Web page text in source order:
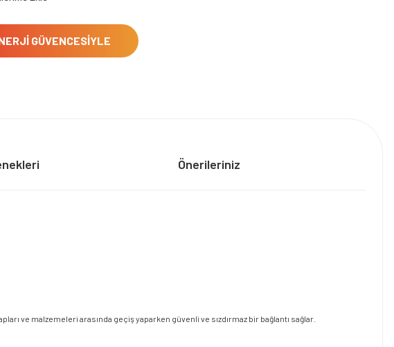
GÜVENCESİYLE
Önerileriniz
ve malzemeleri arasında geçiş yaparken güvenli ve sızdırmaz bir bağlantı sağlar.